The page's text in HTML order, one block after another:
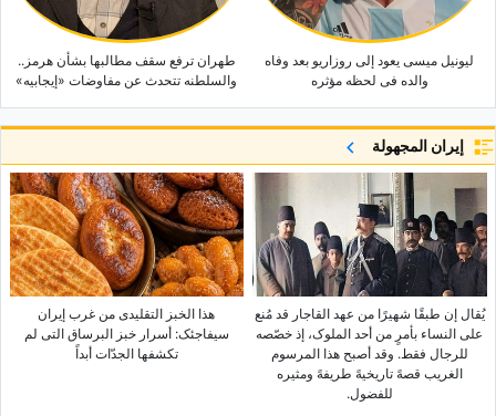
لیونیل میسی یعود إلى روزاریو بعد وفاه
والده فی لحظه مؤثره
طهران ترفع سقف مطالبها بشأن هرمز..
والسلطنه تتحدث عن مفاوضات «إیجابیه»
إيران المجهولة
یُقال إن طبقًا شهیرًا من عهد القاجار قد مُنع
على النساء بأمرٍ من أحد الملوک، إذ خصّصه
للرجال فقط. وقد أصبح هذا المرسوم
الغریب قصهً تاریخیهً طریفهً ومثیره
للفضول.
هذا الخبز التقلیدی من غرب إیران
سیفاجئک: أسرار خبز البرساق التی لم
تکشفها الجدّات أبداً